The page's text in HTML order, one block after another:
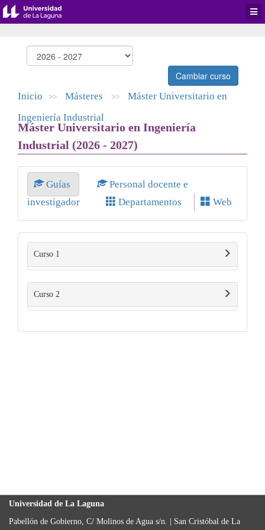
Cambiar curso
Inicio >> Másteres >>
Máster Universitario en
Ingeniería Industrial
Máster Universitario en Ingeniería
Industrial (2026 - 2027)
Guías
Personal docente e
investigador
Departamentos Web
Curso 1
Curso 2
Universidad de La Laguna
Pabellón de Gobierno, C/ Molinos de Agua s/n. | San Cristóbal de La